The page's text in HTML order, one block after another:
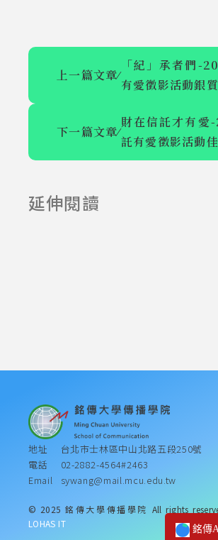
上一篇文章⁄
「紀」承者們-
有愛徵影活動銀
下一篇文章⁄
財在信託才有愛
託有愛徵影活動
延伸閱讀
記憶有
有愛徵影活動
2023-12-28
「
地址
台北市士林區中山北路五段250號
電話
02-2882-4564#2463
Email
sywang@mail.mcu.edu.tw
© 2025 銘傳大學傳播學院 All rights
LOHAS IT
銘傳